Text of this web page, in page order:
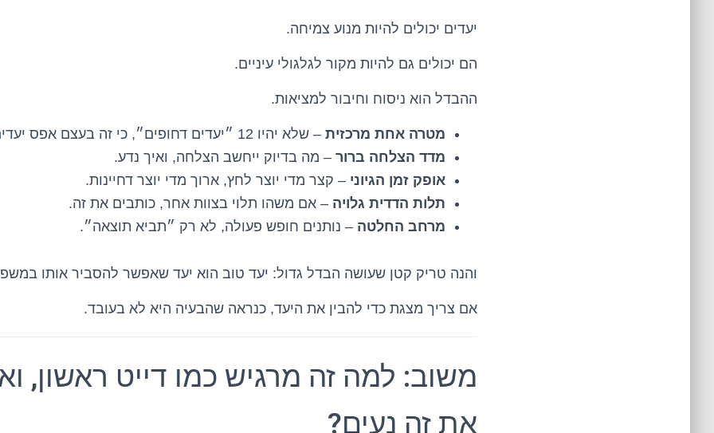
יעדים יכולים להיות מנוע צמיחה.
הם יכולים גם להיות מקור לגלגולי עיניים.
ההבדל הוא ניסוח וחיבור למציאות.
מטרה אחת מרכזית – שלא יהיו 12 ״יעדים דחופים״, כי זה בעצם אפס יעדים.
מדד הצלחה ברור – מה בדיוק ייחשב הצלחה, ואיך נדע.
אופק זמן הגיוני – קצר מדי יוצר לחץ, ארוך מדי יוצר דחיינות.
תלות הדדית גלויה – אם משהו תלוי בצוות אחר, כותבים את זה.
מרחב החלטה – נותנים חופש פעולה, לא רק ״תביא תוצאה״.
והנה טריק קטן שעושה הבדל גדול: יעד טוב הוא יעד שאפשר להסביר אותו
אם צריך מצגת כדי להבין את היעד, כנראה שהבעיה היא לא בעובד.
משוב: למה זה מרגיש כמו דייט ראשון,
את זה נעים?